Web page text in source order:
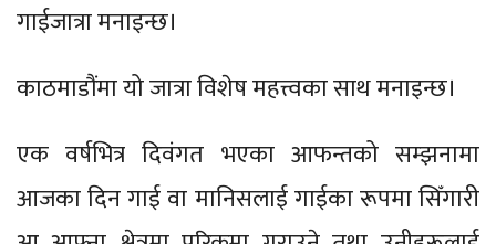
गाईजात्रा मनाइन्छ।
काठमाडौंमा यो जात्रा विशेष महत्त्वका साथ मनाइन्छ।
एक वर्षभित्र दिवंगत भएका आफन्तको सम्झनामा
आजका दिन गाई वा मानिसलाई गाईका रूपमा सिँगारी